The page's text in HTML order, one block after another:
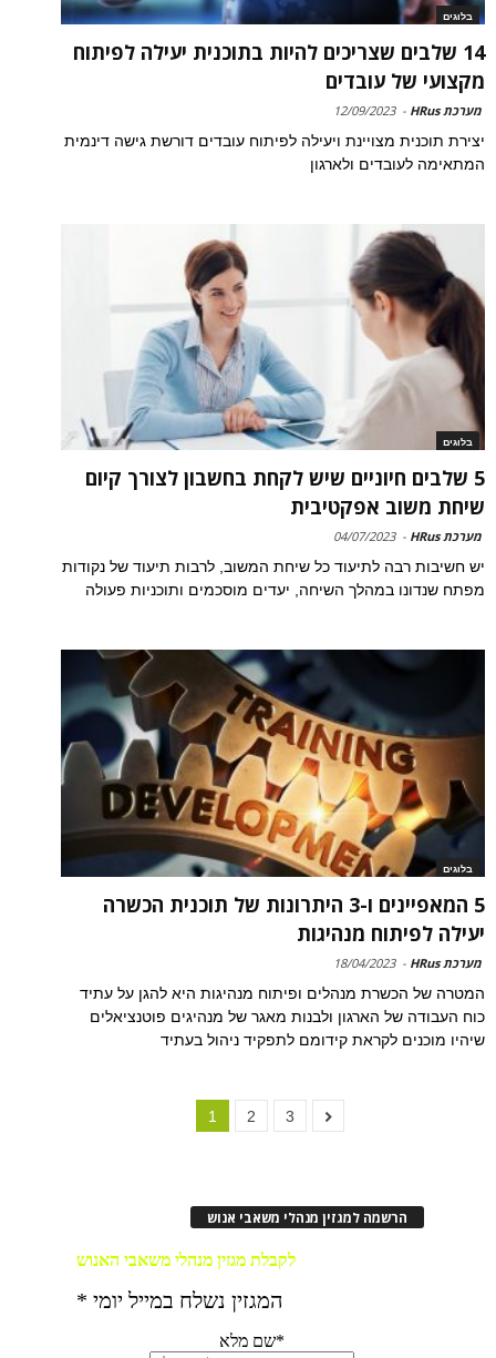
בלוגים
14 שלבים שצריכים להיות בתוכנית יעילה לפיתוח
מקצועי של עובדים
מערכת HRus -
12/09/2023
יצירת תוכנית מצויינת ויעילה לפיתוח עובדים דורשת גישה דינמית
המתאימה לעובדים ולארגון
בלוגים
5 שלבים חיוניים שיש לקחת בחשבון לצורך קיום
שיחת משוב אפקטיבית
מערכת HRus -
04/07/2023
יש חשיבות רבה לתיעוד כל שיחת המשוב, לרבות תיעוד של נקודות
מפתח שנדונו במהלך השיחה, יעדים מוסכמים ותוכניות פעולה
בלוגים
5 המאפיינים ו-3 היתרונות של תוכנית הכשרה
יעילה לפיתוח מנהיגות
מערכת HRus -
18/04/2023
המטרה של הכשרת מנהלים ופיתוח מנהיגות היא להגן על עתיד
כוח העבודה של הארגון ולבנות מאגר של מנהיגים פוטנציאלים
שיהיו מוכנים לקראת קידומם לתפקיד ניהול בעתיד
1 2 3
הרשמה למגזין מנהלי משאבי אנוש